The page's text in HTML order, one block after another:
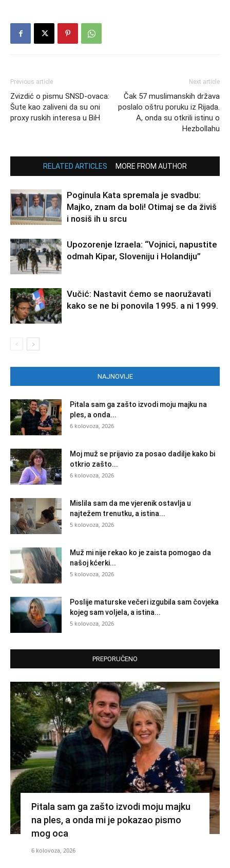
Previous article
Zvizdić o pismu SNSD-ovaca:
Šute kao zaliveni da su oni
proxy ruskih interesa u BiH
Next article
Čak 57 muslimanskih država
poslalo oštru poruku iz Rijada.
A, onda su otkrili istinu o
Hezbollahu
RELATED ARTICLES MORE FROM AUTHOR
Poginula Kata spremala je svadbu:
Majko, znam da boli! Otimaj se da živiš
i nosiš ih u srcu
Upozorenje Izraela: “Vojnici, napustite
odmah Kipar, Sloveniju i Holandiju”
Vučić: Nastavit ćemo se naoružavati
kako se ne bi ponovila 1995. a ni 1999.
NAJNOVIJE
Pitala sam ga zašto izvodi moju majku na
ples, a onda...
6 kolovoza, 2026
Moj muž se prijavio za posao dadilje kako bi
otkrio zašto...
6 kolovoza, 2026
Mislila sam da me vjerenik ostavlja u
najtežem trenutku, a istina...
5 kolovoza, 2026
Muž mi nije rekao ko je zaista pomogao da
našoj kćerki...
5 kolovoza, 2026
Poslije maturske večeri izgubila sam čovjeka
kojeg sam voljela, a istina...
5 kolovoza, 2026
PREPORUČENO
Pitala sam ga zašto izvodi moju majku
na ples, a onda mi je pokazao pismo
mog oca
6 kolovoza, 2026